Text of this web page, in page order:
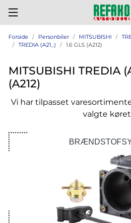
Forside Personbiler MITSUBISHI
TREDIA (A21_)
1.6 GLS (A212)
MITSUBISHI TREDIA
(A212)
Vi har tilpasset
valgte